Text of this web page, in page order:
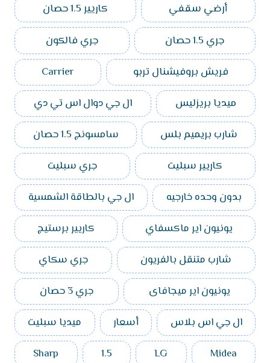
أرضي سقفي
كاريير 1.5 حصان
جري 1.5 حصان
جري فالكون
فريش بروفيشنال تربو
Carrier
ميديا بريزليس
ال جي دوال اس تي دي
شارب بريميم بلس
سامسونج 1.5 حصان
كاريير سبليت
جري سبليت
بدون وحده خارجيه
ال جي بالطاقة الشمسية
يونيون اير ماكسفاي
كاريير برستيج
شارب متنقل بالفريون
جري سكاي
يونيون اير ميجافاى
جري 3 حصان
ال جي اس بلاس
أسعار
ميديا سبليت
Midea
LG
1.5
Sharp